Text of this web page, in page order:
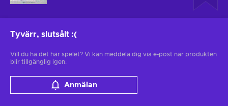
Tyvärr, slutsålt :(
Vill du ha det här spelet? Vi kan meddela dig via e-post när produkten
blir tillgänglig igen.
Anmälan